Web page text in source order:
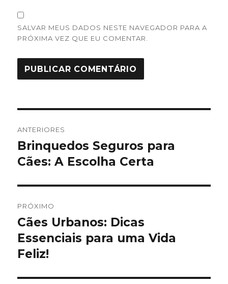
SALVAR MEUS DADOS NESTE NAVEGADOR PARA A
PRÓXIMA VEZ QUE EU COMENTAR.
de
Post
ANTERIORES
Post
anterior:
Brinquedos Seguros para
Cães: A Escolha Certa
PRÓXIMO
Próximo
post:
Cães Urbanos: Dicas
Essenciais para uma Vida
Feliz!